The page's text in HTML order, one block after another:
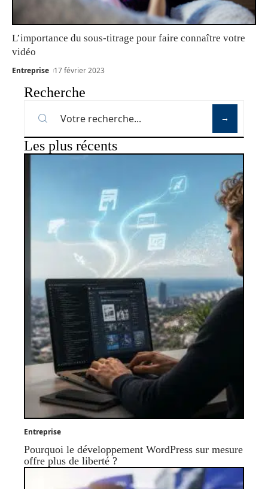
L’importance du sous-titrage pour faire connaître votre
vidéo
Entreprise 17 février 2023
Recherche
Les plus récents
Entreprise
Pourquoi le développement WordPress sur mesure
offre plus de liberté ?